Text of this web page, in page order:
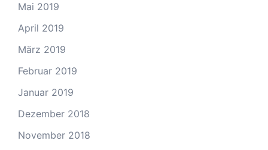
Mai 2019
April 2019
März 2019
Februar 2019
Januar 2019
Dezember 2018
November 2018